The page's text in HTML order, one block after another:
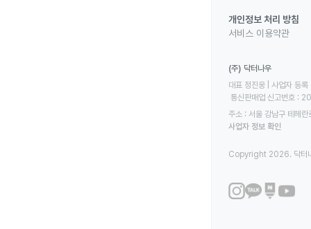
개인정보 처리 방침
서비스 이용약관
(주) 닥터나우
대표 정진웅 | 사업자
통신판매업 신고번호
주소 : 서울 강남구 테헤
사업자 정보 확인
Copyright 2026. 닥터